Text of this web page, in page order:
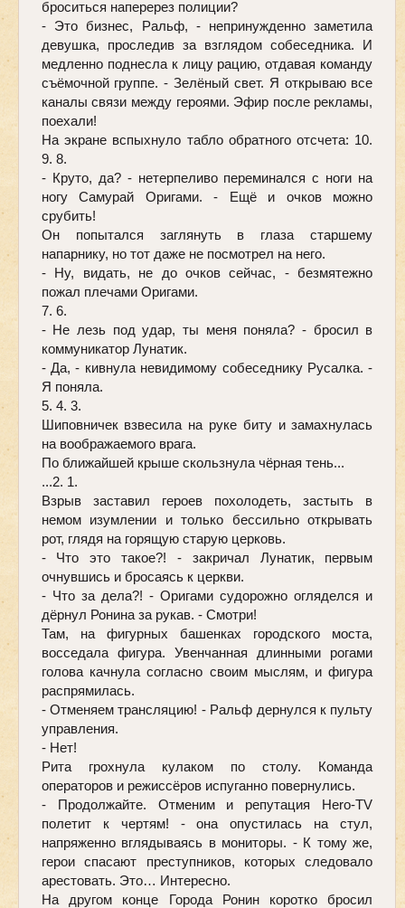
броситься наперерез полиции?
- Это бизнес, Ральф, - непринужденно заметила
девушка, проследив за взглядом собеседника. И
медленно поднесла к лицу рацию, отдавая команду
съёмочной группе. - Зелёный свет. Я открываю все
каналы связи между героями. Эфир после рекламы,
поехали!
На экране вспыхнуло табло обратного отсчета: 10.
9. 8.
- Круто, да? - нетерпеливо переминался с ноги на
ногу Самурай Оригами. - Ещё и очков можно
срубить!
Он попытался заглянуть в глаза старшему
напарнику, но тот даже не посмотрел на него.
- Ну, видать, не до очков сейчас, - безмятежно
пожал плечами Оригами.
7. 6.
- Не лезь под удар, ты меня поняла? - бросил в
коммуникатор Лунатик.
- Да, - кивнула невидимому собеседнику Русалка. -
Я поняла.
5. 4. 3.
Шиповничек взвесила на руке биту и замахнулась
на воображаемого врага.
По ближайшей крыше скользнула чёрная тень...
...2. 1.
Взрыв заставил героев похолодеть, застыть в
немом изумлении и только бессильно открывать
рот, глядя на горящую старую церковь.
- Что это такое?! - закричал Лунатик, первым
очнувшись и бросаясь к церкви.
- Что за дела?! - Оригами судорожно огляделся и
дёрнул Ронина за рукав. - Смотри!
Там, на фигурных башенках городского моста,
восседала фигура. Увенчанная длинными рогами
голова качнула согласно своим мыслям, и фигура
распрямилась.
- Отменяем трансляцию! - Ральф дернулся к пульту
управления.
- Нет!
Рита грохнула кулаком по столу. Команда
операторов и режиссёров испуганно повернулись.
- Продолжайте. Отменим и репутация Hero-TV
полетит к чертям! - она опустилась на стул,
напряженно вглядываясь в мониторы. - К тому же,
герои спасают преступников, которых следовало
арестовать. Это… Интересно.
На другом конце Города Ронин коротко бросил